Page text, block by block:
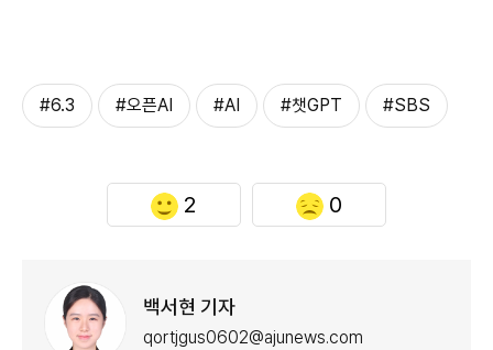
#6.3 #오픈AI #AI #챗GPT #SBS
2 0
백서현 기자
qortjgus0602@ajunews.com